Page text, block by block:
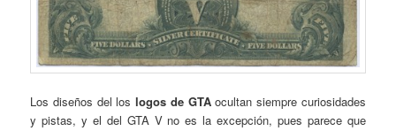
Los diseños del loslogos de GTAocultan siempre curiosidades
y pistas, y el del GTA V no es la excepción, pues parece que